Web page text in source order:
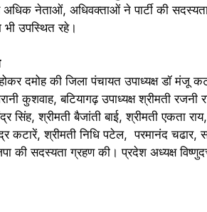
अधिक नेताओं, अधिवक्ताओं ने पार्टी की
भी उपस्थित रहे।
दमोह की जिला पंचायत उपाध्यक्ष डॉ मंजू
कुशवाह, बटियागढ़ उपाध्यक्ष श्रीमती रजनी
श्रीमती बैजांती बाई, श्रीमती एकता
कटारें, श्रीमती निधि पटेल, परमानंद चढार,
की सदस्यता ग्रहण की। प्रदेश अध्यक्ष